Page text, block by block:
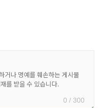
0 / 300